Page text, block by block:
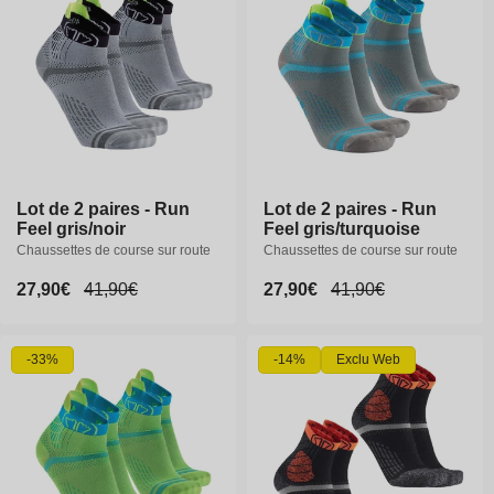
Lot de 2 paires - Run
Feel gris/noir
Chaussettes de course sur route
Prix
27,90€
Prix
41,90€
Lot de 2 paires - Run
Feel gris/noir
Chaussettes de course sur route
Prix
27,90€
Prix
41,90€
35-36 37-38
39-40
Lot de 2 paires - Run
Feel gris/turquoise
Chaussettes de course sur route
Prix
27,90€
Prix
41,90€
Lot de 2 paires - Run
Feel gris/turquoise
Chaussettes de course sur route
Prix
27,90€
Prix
41,90€
35-36 37-38
39-40
-33% -14% Exclu Web